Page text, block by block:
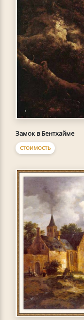
Замок в Бентхайме
СТОИМОСТЬ